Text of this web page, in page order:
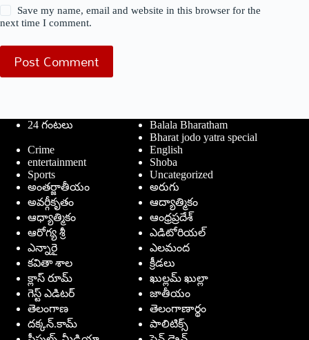
Save my name, email and website in this browser for the
next time I comment.
Post Comment
24 గంటలు
Balala Bharatham
Bharat jodo yatra special
Crime
English
entertainment
Shoba
Sports
Uncategorized
అంతర్జాతీయం
అరుగు
అవర్గీకృతం
ఆద్యాత్మికం
ఆధ్యాత్మికం
ఆంధ్రప్రదేశ్
ఆరోగ్య శ్రీ
ఎడిటోరియల్
ఎన్నారై
ఎలమంద
కవితా శాల
క్రీడలు
క్లాస్ రూమ్
ఖుల్లమ్ ఖుల్లా
గెస్ట్ ఎడిటర్
జాతీయం
తెలంగాణ
తెలంగాణార్థం
దక్కన్.కామ్
పాలిటిక్స్